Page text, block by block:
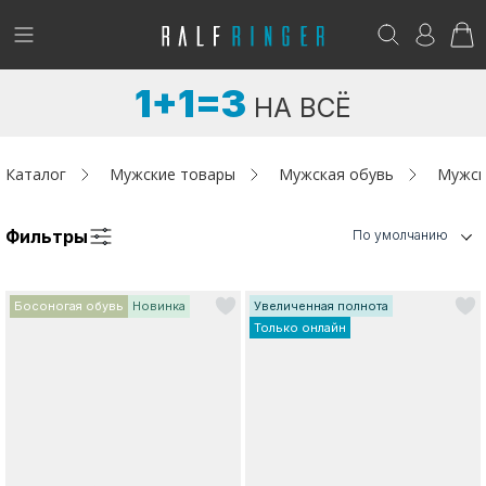
!
Женщинам
Возникли вопросы? - club@ralf.ru
1+1=3 НА ВСЁ
Каталог Мужские товары Мужская обувь
Фильтры По умолчанию
Босоногая обувь Новинка
Увеличенная полнота
Только онлайн